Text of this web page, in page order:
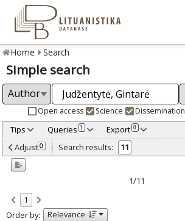
Home Search
Simple search
Open access Science Dissemination
Tips Queries 1 Export 0
Adjusted by criteria 0
Year
Refine
Open access
Scientific publications 11
Adjust 0 Search results: 11
1/11
1
Order by:
Relevance